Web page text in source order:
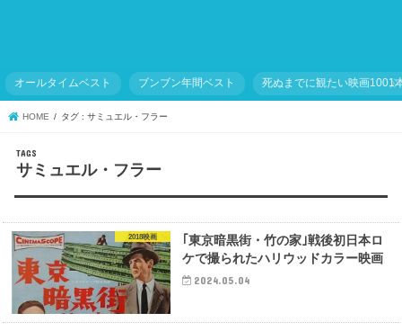
オールタイムベスト ブンブン年間ベスト 死ぬまでに観たい映画1001
HOME タグ : サミュエル・フラー
サミュエル・フラー
2018映画
｢東京暗黒街・竹の家｣戦後初日本ロ
ケで撮られたハリウッドカラー映画
2024.05.04